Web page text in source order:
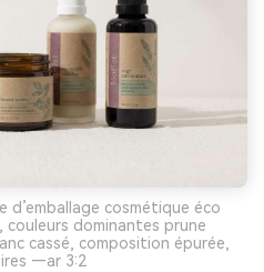
cosmétique éco
dominantes prune
cassé, composition épurée,
—ar 3:2